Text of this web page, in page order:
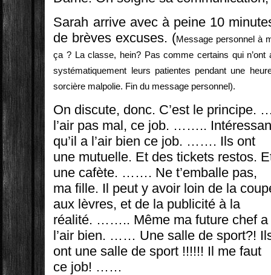
Sarah arrive avec à peine 10
de brèves excuses. (Message personnel à
ça ? La classe, hein? Pas comme certains qui n’ont
systématiquement leurs patientes pendant une
sorcière malpolie. Fin du message personnel).
On discute, donc. C’est le principe.
l’air pas mal, ce job. ……..
qu’il a l’air bien ce job. ……. Ils ont
une mutuelle. Et des tickets restos.
une cafète. ……. Ne t’emballe pas,
ma fille. Il peut y avoir loin de la
aux lèvres, et de la publicité à la
réalité. …….. Même ma future chef a
l’air bien. …… Une salle de sport?!
ont une salle de sport !!!!!! Il me faut
ce job! ……